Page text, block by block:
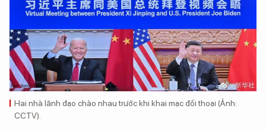
Hai nhà lãnh đạo chào nhau trước khi khai mạc đối thoại (Ảnh:
CCTV).